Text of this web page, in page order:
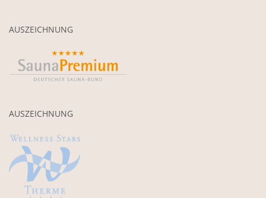
AUSZEICHNUNG
AUSZEICHNUNG